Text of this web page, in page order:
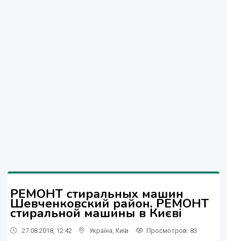
РЕМОНТ стиральных машин
Шевченковский район. РЕМОНТ
стиральной машины в Києві
27.08.2018, 12:42 Україна Київ Просмотров: 83